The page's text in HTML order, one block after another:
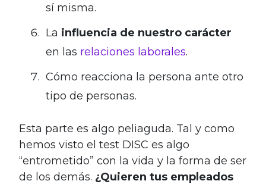
sí misma.
La influencia de nuestro carácter
en las relaciones laborales.
Cómo reacciona la persona ante otro
tipo de personas.
Esta parte es algo peliaguda. Tal y como
hemos visto el test DISC es algo
“entrometido” con la vida y la forma de ser
de los demás. ¿Quieren tus empleados